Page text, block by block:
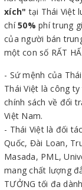
xích" tại Thái Việt
chí50% phí trung
của người bán
một con số RẤT
- Sứ mệnh của
Thái Việt là công
chính sách về đổi
Việt Nam.
- Thái Việt là đối tác
Quốc, Đài Loan,
Masada, PML,
mang chất lượng
TƯỞNG tối đa